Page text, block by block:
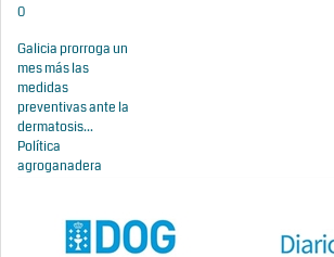
0
Galicia prorroga un
mes más las
medidas
preventivas ante la
dermatosis...
Política
agroganadera